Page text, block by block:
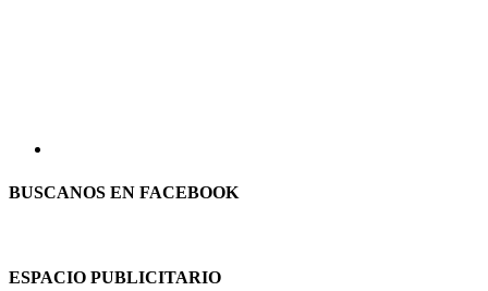
BUSCANOS EN FACEBOOK
ESPACIO PUBLICITARIO